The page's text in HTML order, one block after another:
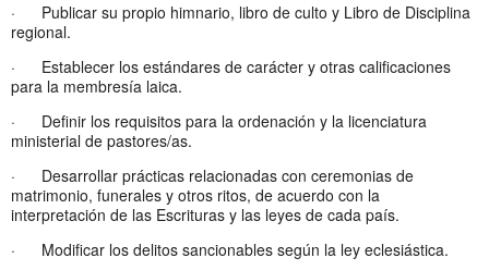
· Publicar su propio himnario, libro de culto y Libro de Disciplina
regional.
· Establecer los estándares de carácter y otras calificaciones
para la membresía laica.
· Definir los requisitos para la ordenación y la licenciatura
ministerial de pastores/as.
· Desarrollar prácticas relacionadas con ceremonias de
matrimonio, funerales y otros ritos, de acuerdo con la
interpretación de las Escrituras y las leyes de cada país.
· Modificar los delitos sancionables según la ley eclesiástica.